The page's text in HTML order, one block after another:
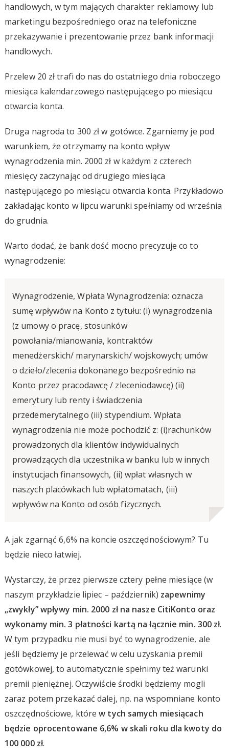
handlowych, w tym mających charakter reklamowy lub
marketingu bezpośredniego oraz na telefoniczne
przekazywanie i prezentowanie przez bank informacji
handlowych.
Przelew 20 zł trafi do nas do ostatniego dnia roboczego
miesiąca kalendarzowego następującego po miesiącu
otwarcia konta.
Druga nagroda to 300 zł w gotówce. Zgarniemy je pod
warunkiem, że otrzymamy na konto wpływ
wynagrodzenia min. 2000 zł w każdym z czterech
miesięcy zaczynając od drugiego miesiąca
następującego po miesiącu otwarcia konta. Przykładowo
zakładając konto w lipcu warunki spełniamy od września
do grudnia.
Warto dodać, że bank dość mocno precyzuje co to
wynagrodzenie:
Wynagrodzenie, Wpłata Wynagrodzenia: oznacza
sumę wpływów na Konto z tytułu: (i) wynagrodzenia
(z umowy o pracę, stosunków
powołania/mianowania, kontraktów
menedżerskich/ marynarskich/ wojskowych; umów
o dzieło/zlecenia dokonanego bezpośrednio na
Konto przez pracodawcę / zleceniodawcę) (ii)
emerytury lub renty i świadczenia
przedemerytalnego (iii) stypendium. Wpłata
wynagrodzenia nie może pochodzić z: (i)rachunków
prowadzonych dla klientów indywidualnych
prowadzących dla uczestnika w banku lub w innych
instytucjach finansowych, (ii) wpłat własnych w
naszych placówkach lub wpłatomatach, (iii)
wpływów na Konto od osób fizycznych.
A jak zgarnąć 6,6% na koncie oszczędnościowym? Tu
będzie nieco łatwiej.
Wystarczy, że przez pierwsze cztery pełne miesiące (w
naszym przykładzie lipiec – październik) zapewnimy
„zwykły” wpływy min. 2000 zł na nasze CitiKonto oraz
wykonamy min. 3 płatności kartą na łącznie min. 300 zł.
W tym przypadku nie musi być to wynagrodzenie, ale
jeśli będziemy je przelewać w celu uzyskania premii
gotówkowej, to automatycznie spełnimy też warunki
premii pieniężnej. Oczywiście środki będziemy mogli
zaraz potem przekazać dalej, np. na wspomniane konto
oszczędnościowe, którew tych samych miesiącach
będzie oprocentowane 6,6% w skali roku dla kwoty do
100 000 zł.